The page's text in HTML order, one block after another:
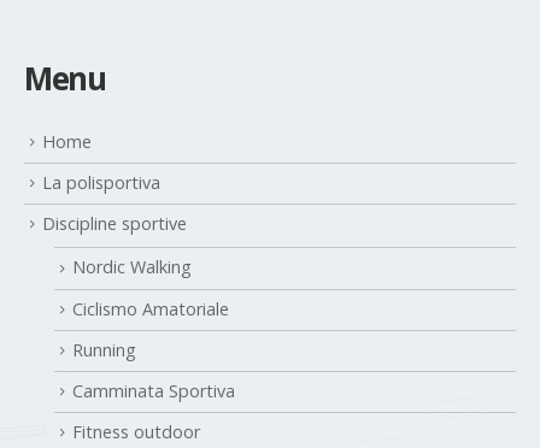
La polisportiva
Discipline sportive
Nordic Walking
Ciclismo Amatoriale
Running
Camminata Sportiva
Fitness outdoor